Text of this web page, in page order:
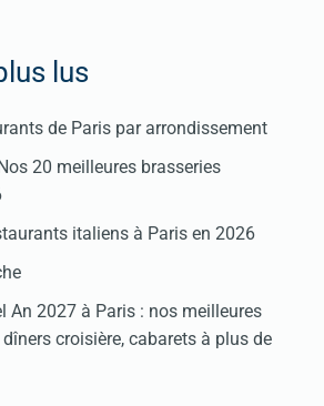
lus
de Paris par arrondissement
20 meilleures brasseries
italiens à Paris en 2026
An 2027 à Paris : nos meilleures
croisière, cabarets à plus de